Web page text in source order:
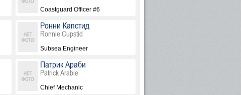
Coastguard Officer #6
Ронни Капстид
Ronnie Cupstid
Subsea Engineer
Патрик Араби
Patrick Arabie
Chief Mechanic